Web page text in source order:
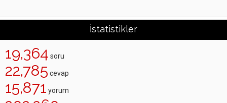
İstatistikler
19,364 soru
22,785 cevap
15,871 yorum